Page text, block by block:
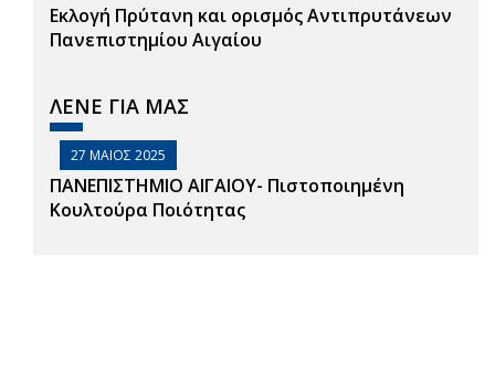
Εκλογή Πρύτανη και ορισμός Αντιπρυτάνεων
Πανεπιστημίου Αιγαίου
ΛΕΝΕ ΓΙΑ ΜΑΣ
27 ΜΑΙΟΣ 2025
ΠΑΝΕΠΙΣΤΗΜΙΟ ΑΙΓΑΙΟΥ- Πιστοποιημένη
Κουλτούρα Ποιότητας